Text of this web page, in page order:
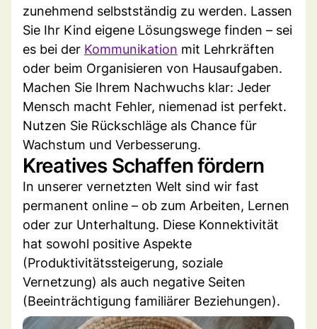
zunehmend selbstständig zu werden. Lassen
Sie Ihr Kind eigene Lösungswege finden – sei
es bei der Kommunikation mit Lehrkräften
oder beim Organisieren von Hausaufgaben.
Machen Sie Ihrem Nachwuchs klar: Jeder
Mensch macht Fehler, niemenad ist perfekt.
Nutzen Sie Rückschläge als Chance für
Wachstum und Verbesserung.
Kreatives Schaffen fördern
In unserer vernetzten Welt sind wir fast
permanent online – ob zum Arbeiten, Lernen
oder zur Unterhaltung. Diese Konnektivität
hat sowohl positive Aspekte
(Produktivitätssteigerung, soziale
Vernetzung) als auch negative Seiten
(Beeinträchtigung familiärer Beziehungen).